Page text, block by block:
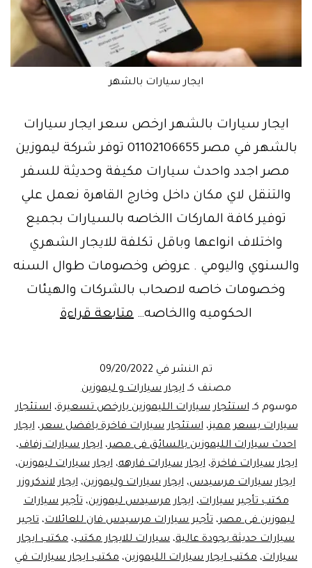
ايجار سيارات بالشهر
ايجار سيارات بالشهر ارخص سعر ايجار سيارات
بالشهر في مصر 01102106655 توفر شركة ليموزين
مصر اجدد واحدث سيارات مكيفة وحديثة للسفر
والتنقل لاي مكان داخل وخارج القاهرة نعمل علي
توفير كافة الماركات االخاصه بالسيارات بجميع
واختلاف انواعها وباقل تكلفة للايجار الشهري
والسنوي واليومي . عروض وخصومات طوال السنه
وخصومات خاصه لاصحاب بالشركات والهيئات
الحكوميه واالخاصه… متابعة قراءة
مصر
تم النشر في 09/20/2022
مصنف كـايجار سيارات و ليموزين
موسوم كـاستئجار سيارات الليموزين بارخص تسعيرة،استئجار
سيارات بسعر مميز،استئجار سيارات فاخرة بافضل سعر،ايجار
احدث سيارات الليموزين بالسائق فى مصر، ايجار سيارات زفاف،
ايجار سيارات فاخرة،ايجار سيارات فارهه،ايجار سيارات ليموزين،
ايجار سيارات مرسيدس،ايجار سيارات وليموزين،ايجار لاندكروزر
مكتب تأجير سيارات،ايجار مرسيدس ليموزين،تأجير سيارات
ليموزين فى مصر، تأجير سيارات مرسيدس فان للعائلات، تاجير
سيارات حديثة بجودة عالية، سيارات للايجار مكتب، مكتب ايجار
سيارات، مكتب ايجار سيارات الليموزين، مكتب ايجار سيارات في